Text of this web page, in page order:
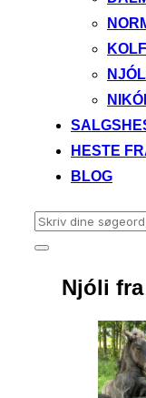
HESTE
BLOG
Søg
efter:
Slå
sidekolonne
Njóli